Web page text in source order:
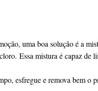
uma boa solução é a
Essa mistura é capaz de
esfregue e remova bem o